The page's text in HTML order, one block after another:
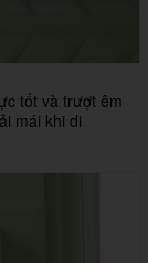
tốt và trượt êm
mái khi di